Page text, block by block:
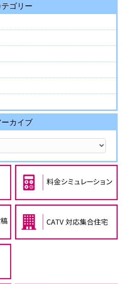
テゴリー
ーカイブ